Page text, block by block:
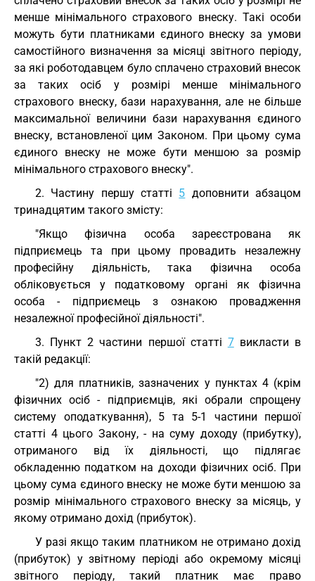
менше мінімального страхового внеску. Такі особи
можуть бути платниками єдиного внеску за умови
самостійного визначення за місяці звітного періоду,
за які роботодавцем було сплачено страховий внесок
за таких осіб у розмірі менше мінімального
страхового внеску, бази нарахування, але не більше
максимальної величини бази нарахування єдиного
внеску, встановленої цим Законом. При цьому сума
єдиного внеску не може бути меншою за розмір
мінімального страхового внеску".
2. Частину першу статті 5 доповнити абзацом
тринадцятим такого змісту:
"Якщо фізична особа зареєстрована як
підприємець та при цьому провадить незалежну
професійну діяльність, така фізична особа
обліковується у податковому органі як фізична
особа - підприємець з ознакою провадження
незалежної професійної діяльності".
3. Пункт 2 частини першої статті 7викласти в
такій редакції:
"2) для платників, зазначених у пунктах 4 (крім
фізичних осіб - підприємців, які обрали спрощену
систему оподаткування), 5 та 5-1 частини першої
статті 4 цього Закону, - на суму доходу (прибутку),
отриманого від їх діяльності, що підлягає
обкладенню податком на доходи фізичних осіб. При
цьому сума єдиного внеску не може бути меншою за
розмір мінімального страхового внеску за місяць, у
якому отримано дохід (прибуток).
У разі якщо таким платником не отримано дохід
(прибуток) у звітному періоді або окремому місяці
звітного періоду, такий платник має право